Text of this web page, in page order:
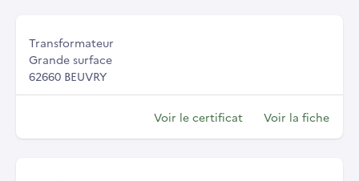
Transformateur
Grande surface
62660 BEUVRY
Voir le certificat Voir la fiche